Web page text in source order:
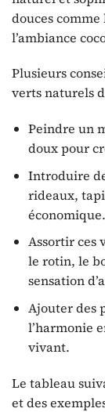
douces
l’ambiance
Plusieurs
verts naturels
Peindre un
doux pour
Introduire
rideaux,
économique.
Assortir ces
le rotin, le
sensation
Ajouter des
l’harmonie
vivant.
Le tableau
et des